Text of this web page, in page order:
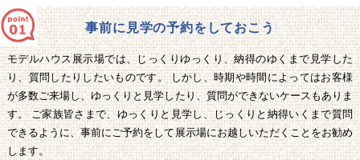
事前に見学の予約をしておこう
モデルハウス展示場では、じっくりゆっくり、納得のゆくまで見学した
り、質問したりしたいものです。 しかし、時期や時間によってはお客様
が多数ご来場し、ゆっくりと見学したり、質問ができないケースもありま
す。 ご家族皆さまで、ゆっくりと見学し、じっくりと納得いくまで質問
できるように、事前にご予約をして展示場にお越しいただくことをお勧め
します。